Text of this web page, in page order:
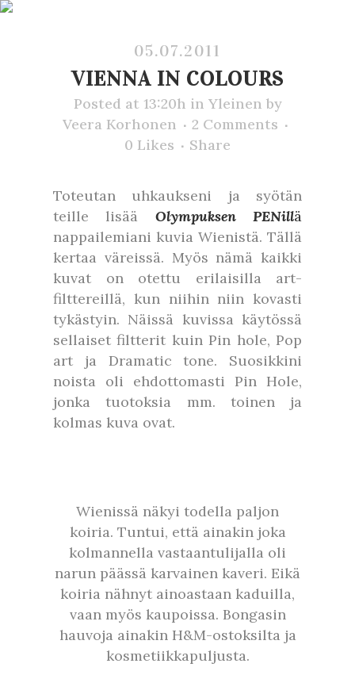
05.07.2011
VIENNA IN COLOURS
Posted at 13:20h in Yleinen by
Veera Korhonen
2 Comments
0 Likes Share
Toteutan uhkaukseni ja syötän
teille lisää Olympuksen PENillä
nappailemiani kuvia Wienistä. Tällä
kertaa väreissä. Myös nämä kaikki
kuvat on otettu erilaisilla art-
filttereillä, kun niihin niin kovasti
tykästyin. Näissä kuvissa käytössä
sellaiset filtterit kuin Pin hole, Pop
art ja Dramatic tone. Suosikkini
noista oli ehdottomasti Pin Hole,
jonka tuotoksia mm. toinen ja
kolmas kuva ovat.
Wienissä näkyi todella paljon
koiria. Tuntui, että ainakin joka
kolmannella vastaantulijalla oli
narun päässä karvainen kaveri. Eikä
koiria nähnyt ainoastaan kaduilla,
vaan myös kaupoissa. Bongasin
hauvoja ainakin H&M-ostoksilta ja
kosmetiikkapuljusta.